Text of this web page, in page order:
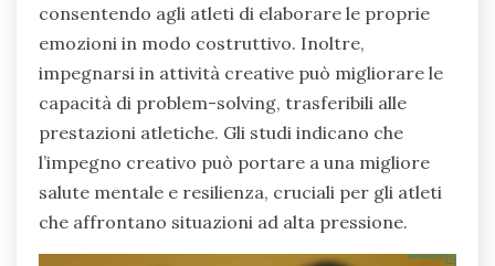
consentendo agli atleti di elaborare le proprie
emozioni in modo costruttivo. Inoltre,
impegnarsi in attività creative può migliorare le
capacità di problem-solving, trasferibili alle
prestazioni atletiche. Gli studi indicano che
l’impegno creativo può portare a una migliore
salute mentale e resilienza, cruciali per gli atleti
che affrontano situazioni ad alta pressione.